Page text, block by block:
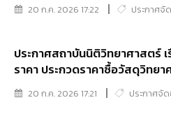
(e-bidding)
20 ก.ค. 2026 17:22 ประกาศ
ประกาศสถาบันนิติวิทยาศาสตร์
ราคา ประกวดราคาซื้อวัสดุวิทย
จำนวน ๑๒ รายการ ( ๒ หมวด) ด้
อิเล็กทรอนิกส์ (e-bidding)
20 ก.ค. 2026 17:21 ประกาศจั